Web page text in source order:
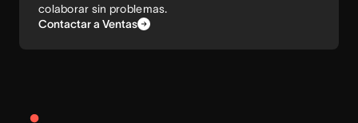
colaborar sin problemas.
Contactar a Ventas